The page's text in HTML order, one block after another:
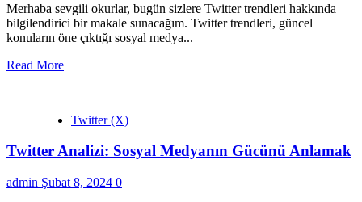
Merhaba sevgili okurlar, bugün sizlere Twitter trendleri hakkında
bilgilendirici bir makale sunacağım. Twitter trendleri, güncel
konuların öne çıktığı sosyal medya...
Read More
Twitter (X)
Twitter Analizi: Sosyal Medyanın Gücünü Anlamak
admin Şubat 8, 2024 0